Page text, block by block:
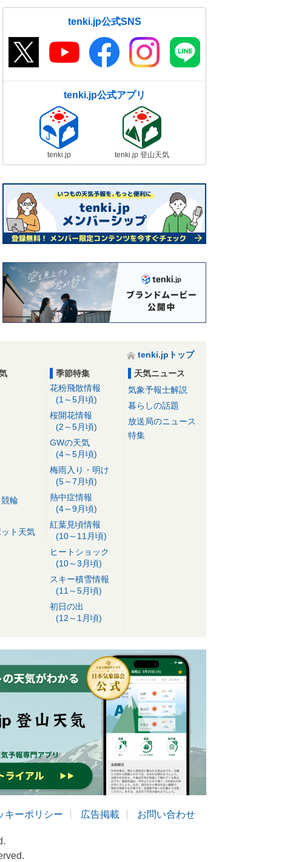
tenki.jp公式SNS
tenki.jp公式アプリ
tenki.jp tenki.jp 登山天気
tenki.jpトップ
輪
ト天気
季節特集
花粉飛散情報
(1～5月頃)
桜開花情報
(2～5月頃)
GWの天気
(4～5月頃)
梅雨入り・明け
(5～7月頃)
熱中症情報
(4～9月頃)
紅葉見頃情報
(10～11月頃)
ヒートショック
(10～3月頃)
スキー積雪情報
(11～5月頃)
初日の出
(12～1月頃)
天気ニュース
気象予報士解説
暮らしの話題
放送局のニュース
特集
キーポリシー 広告掲載 お問い合わせ